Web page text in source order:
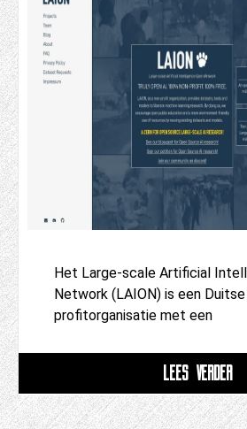
Het Large-scale Artificial
Network (LAION) is een
profitorganisatie met een
LEES VERDER